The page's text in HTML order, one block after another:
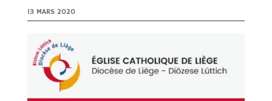
13 MARS 2020